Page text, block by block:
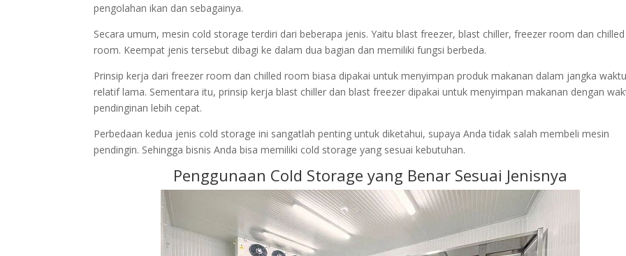
pengolahan ikan dan sebagainya.
Secara umum, mesin cold storage terdiri dari beberapa jenis. Yaitu blast freezer, blast chiller, freezer room dan chilled
room. Keempat jenis tersebut dibagi ke dalam dua bagian dan memiliki fungsi berbeda.
Prinsip kerja dari freezer room dan chilled room biasa dipakai untuk menyimpan produk makanan dalam jangka
relatif lama. Sementara itu, prinsip kerja blast chiller dan blast freezer dipakai untuk menyimpan makanan dengan
pendinginan lebih cepat.
Perbedaan kedua jenis cold storage ini sangatlah penting untuk diketahui, supaya Anda tidak salah membeli mesin
pendingin. Sehingga bisnis Anda bisa memiliki cold storage yang sesuai kebutuhan.
Penggunaan Cold Storage yang Benar Sesuai Jenisnya